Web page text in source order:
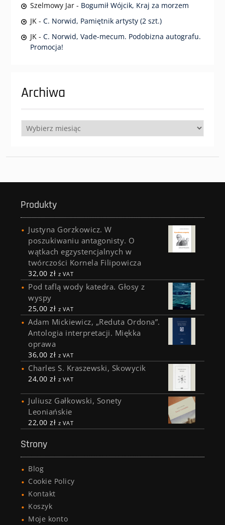
Szelmowy Jar- Bogumił Wójcik, Kraj za morzem
JK- C. Norwid, Pamiętnik artysty (2 szt.)
JK- C. Norwid, Vade-mecum. Podobizna autografu.
Promocja!
Archiwa
Archiwa
Produkty
Justyna Gorzkowicz. W
poszukiwaniu antagonisty. O
wątkach egzystencjalnych w
twórczości Kornela Filipowicza
32,00zł z VAT
Pod taflą wody katedra. Głosy z
wyspy
25,00zł z VAT
Adam Mickiewicz, „Reduta Ordona”.
Antologia interpretacji. Miękka
oprawa
36,00zł z VAT
Charles S. Kraszewski, Skowycik
24,00zł z VAT
Juliusz Gałkowski, Sonety
Leoniańskie
22,00zł z VAT
Strony
Blog
Cookie Policy
Kontakt
Koszyk
Moje konto